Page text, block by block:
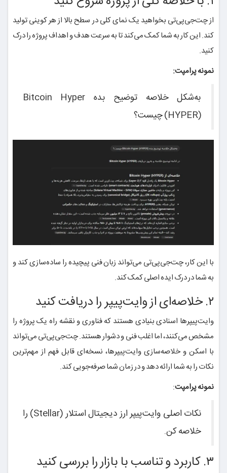
از چت‌جی‌پی‌تی بخواهید یک نمای کلی در سطح بالا از هر کوینی تولید
کند. این کار به شما کمک می‌کند تا به سرعت هدف و اهداف پروژه را درک
کنید.
نمونه پرامپت:
به‌شکل خلاصه توضیح بده Bitcoin Hyper
(HYPER) چیست؟
با این کار، چت‌جی‌پی‌تی می‌تواند زبان فنی پیچیده را ساده‌سازی کند و
به شما در درک ایده اصلی کمک کند.
۲. خلاصه‌ای از وایت‌پیپر را دریافت کنید
وایت‌پیپرها اسنادی بنیادی هستند که فناوری و نقشه راه یک پروژه را
مشخص می‌کنند، اما اغلب فنی و دشوار هستند. چت‌جی‌پی‌تی می‌تواند
با اسکن و خلاصه‌سازی وایت‌پیپرها، نسخه‌ای قابل فهم از مهم‌ترین
نکات را به شما ارائه دهد و در زمان شما صرفه‌جویی کند.
نمونه پرامپت:
نکات اصلی وایت‌پیپر ارز دیجیتال استلار (Stellar) را
خلاصه کن.
۳. کاربرد و تناسب با بازار را بررسی کنید